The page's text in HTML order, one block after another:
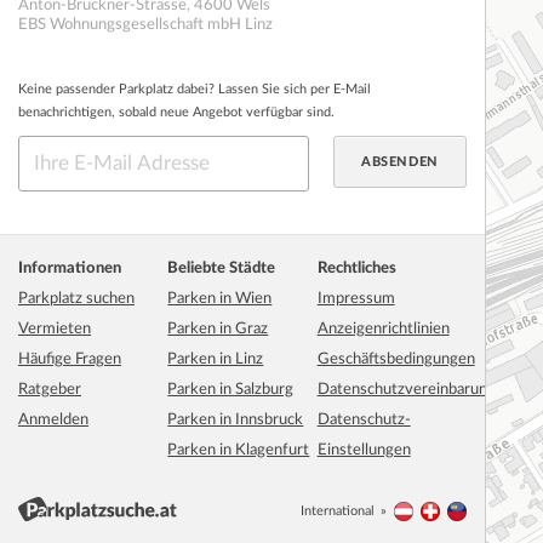
Anton-Bruckner-Strasse, 4600 Wels
EBS Wohnungsgesellschaft mbH Linz
Keine passender Parkplatz dabei? Lassen Sie sich per E-Mail
benachrichtigen, sobald neue Angebot verfügbar sind.
Informationen
Parkplatz suchen
Vermieten
Häufige Fragen
Ratgeber
Anmelden
Beliebte Städte
Parken in Wien
Parken in Graz
Parken in Linz
Parken in Salzburg
Parken in Innsbruck
Parken in Klagenfurt
Rechtliches
Impressum
Anzeigenrichtlinien
Geschäftsbedingungen
Datenschutzvereinbarung
Datenschutz-
Einstellungen
International Österreich
Schweiz